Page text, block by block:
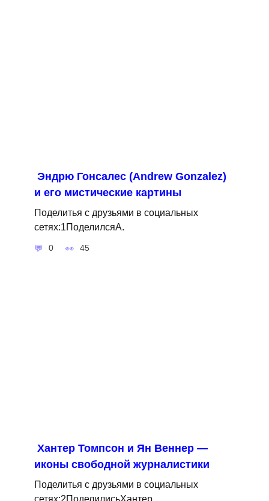
Эндрю Гонсалес (Andrew Gonzalez)
и его мистические картины
Поделитья с друзьями в социальных
сетях:1ПоделилсяA.
0 45
Хантер Томпсон и Ян Веннер —
иконы свободной журналистики
Поделитья с друзьями в социальных
сетях:2ПоделилисьХантер